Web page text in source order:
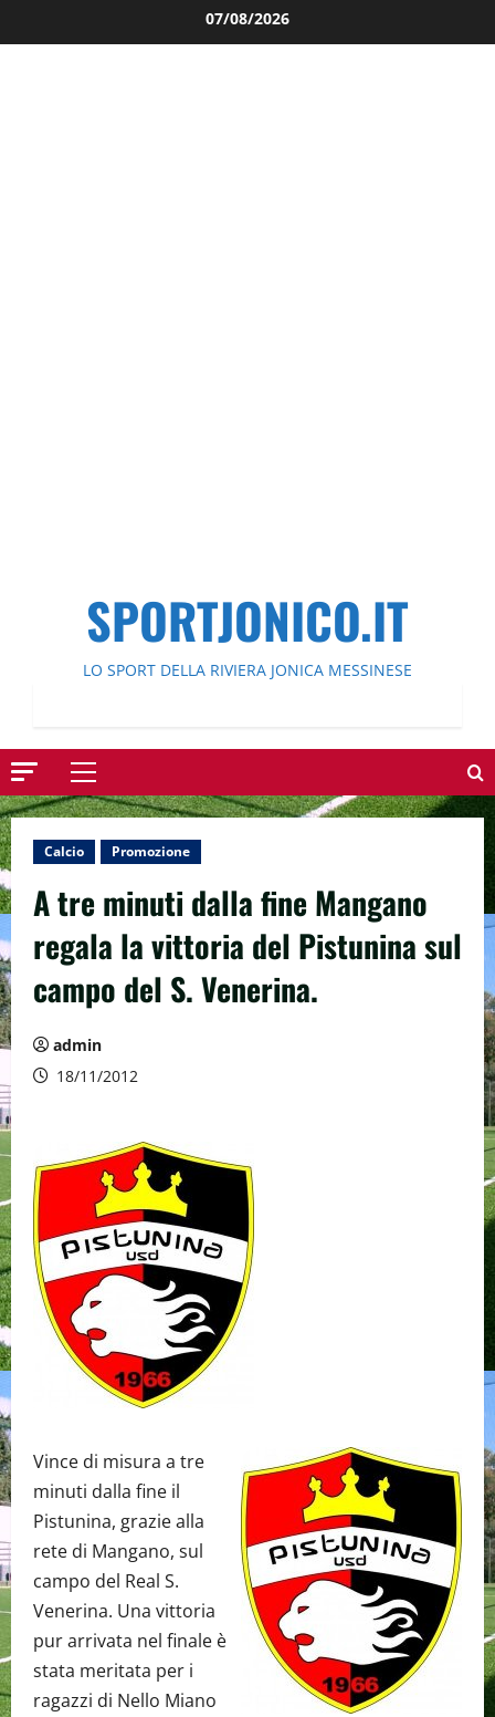
al
07/08/2026
SPORTJONICO.IT
LO SPORT DELLA RIVIERA JONICA MESSINESE
Menu
principale
Calcio Promozione
A tre minuti dalla fine Mangano
regala la vittoria del Pistunina sul
campo del S. Venerina.
admin
18/11/2012
Vince di misura a tre
minuti dalla fine il
Pistunina, grazie alla
rete di Mangano, sul
campo del Real S.
Venerina. Una vittoria
pur arrivata nel finale è
stata meritata per i
ragazzi di Nello Miano